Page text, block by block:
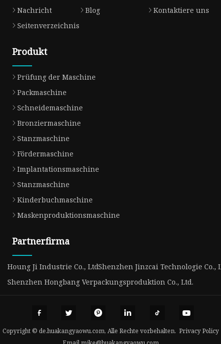
Nachricht
Blog
Kontaktiere uns
Seitenverzeichnis
Produkt
Prüfung der Maschine
Packmaschine
Schneidemaschine
Bronziermaschine
Stanzmaschine
Fördermaschine
Implantationsmaschine
Stanzmaschine
Kinderbuchmaschine
Maskenproduktionsmaschine
Partnerfirma
Houng Ji Industrie Co., LtdShenzhen Jinzcai Technologie Co.,
Shenzhen Hongbang Verpackungsproduktion Co., Ltd.
Copyright © de.huakangyaowu.com, Alle Rechte vorbehalten. Privacy Policy